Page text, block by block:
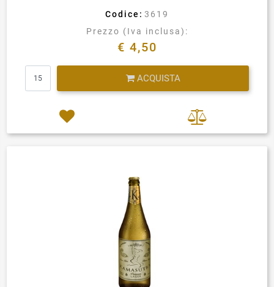
Codice: 3619
Prezzo (Iva inclusa):
€ 4,50
ACQUISTA